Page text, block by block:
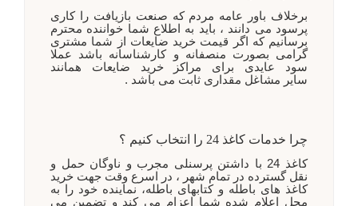
برخلاف باور عامه مردم که صنعت بازیافت را کاری
پرسود می دانند ، باید به اطلاع شما خواننده محترم
برسانیم که اگر قیمت خرید ضایعات از شما مشتری
گرامی بصورت منصفانه و کارشناسانه باشد عملا
سود عایدی برای مراکز خرید ضایعات همانند
سایر مشاغل مقداری ثابت می باشد .
چرا خدمات کاغذ 24 را انتخاب کنیم ؟
کاغذ 24 با داشتن پرسنلی مجرب و ناوگان حمل و
نقل گسترده در تمام شهر ، در اسرع وقت جهت خرید
کاغذ های باطله و کتابهای باطله، نماینده خود را به
محل اعلام شده شما اعزام می کند و تضمین می